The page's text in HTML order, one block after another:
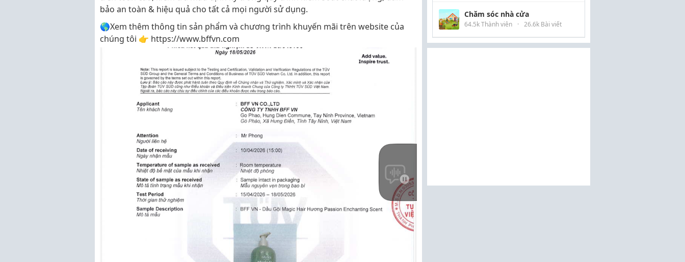
bảo an toàn & hiệu quả cho tất cả mọi người sử dụng.
🌎Xem thêm thông tin sản phẩm và chương trình khuyến mãi trên website của
chúng tôi 👉 https://www.bffvn.com
Chăm sóc nhà cửa
64.5k Thành viên · 26.6k Bài viết